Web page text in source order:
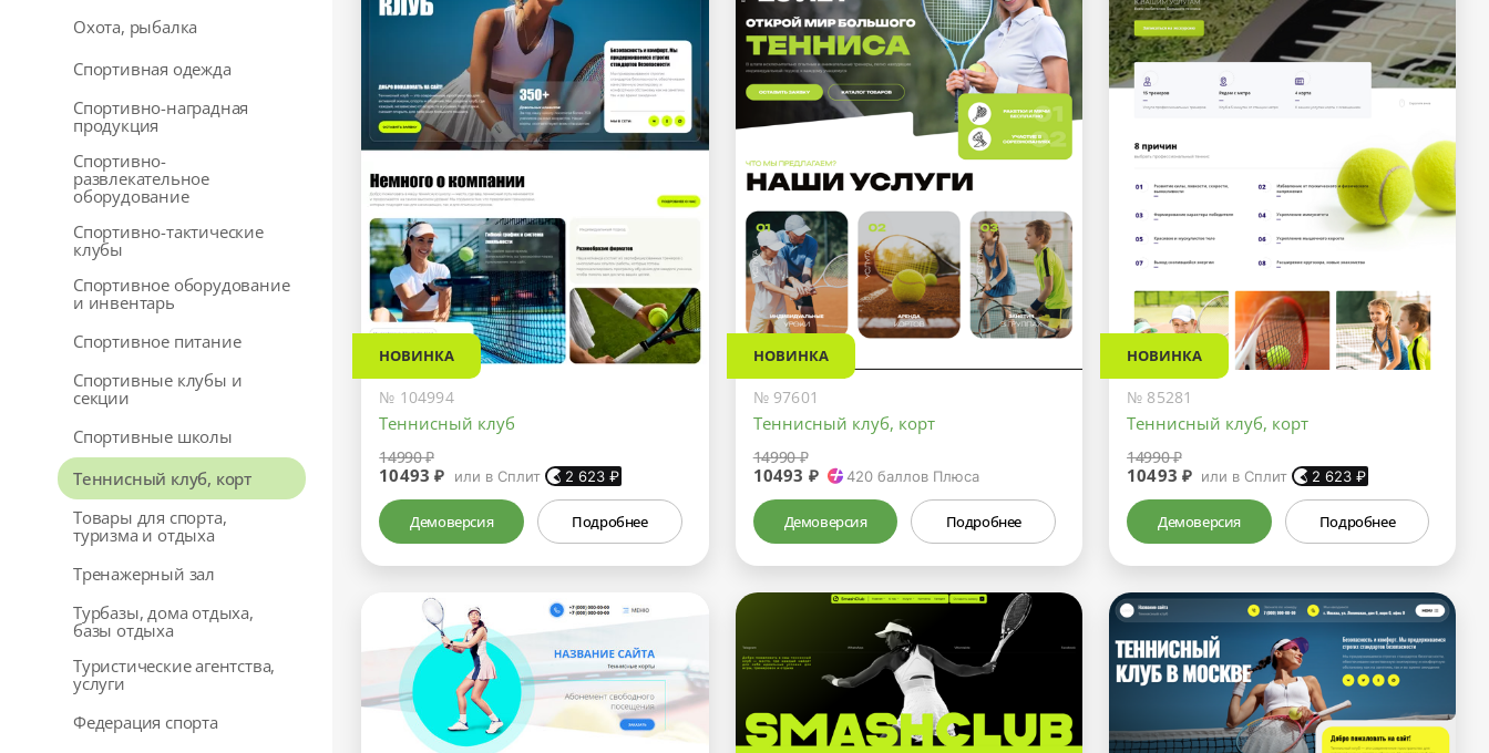
Охота, рыбалка
Спортивная одежда
Спортивно-наградная
продукция
Спортивно-
развлекательное
оборудование
Спортивно-тактические
клубы
Спортивное оборудование
и инвентарь
Спортивное питание
Спортивные клубы и
секции
Спортивные школы
Теннисный клуб, корт
Товары для спорта,
туризма и отдыха
Тренажерный зал
Турбазы, дома отдыха,
базы отдыха
Туристические агентства,
услуги
Федерация спорта
НОВИНКА
№ 104994
Теннисный клуб
14990 ₽
10493 ₽ или в Сплит 2 623₽
Демоверсия Подробнее
НОВИНКА
№ 97601
Теннисный клуб, корт
14990 ₽
10493 ₽ 420 баллов Плюса
Демоверсия Подробнее
НОВИНКА
№ 85281
Теннисный клуб, корт
14990 ₽
10493 ₽ или в Сплит 2 623 ₽
Демоверсия Подробнее